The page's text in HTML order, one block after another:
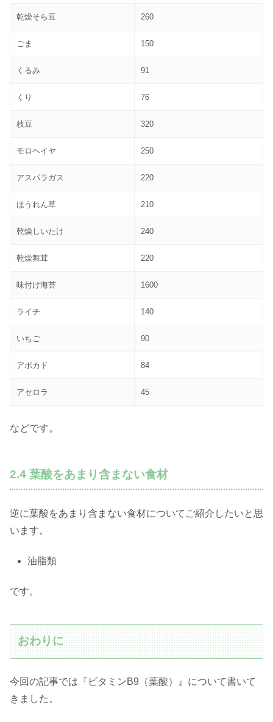
乾燥そら豆 260
ごま 150
くるみ 91
くり 76
枝豆 320
モロヘイヤ 250
アスパラガス 220
ほうれん草 210
乾燥しいたけ 240
乾燥舞茸 220
味付け海苔 1600
ライチ 140
いちご 90
アボカド 84
アセロラ 45
などです。
2.4 葉酸をあまり含まない食材
逆に葉酸をあまり含まない食材についてご紹介したいと思
います。
油脂類
です。
おわりに
今回の記事では『ビタミンB9（葉酸）』について書いて
きました。